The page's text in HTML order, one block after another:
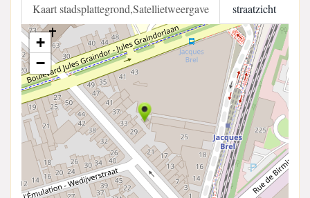
Kaart stadsplattegrond,Satellietweergave straatzicht
+
−